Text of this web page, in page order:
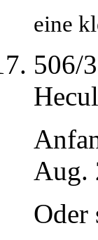
eine
506/
Aug.
Oder